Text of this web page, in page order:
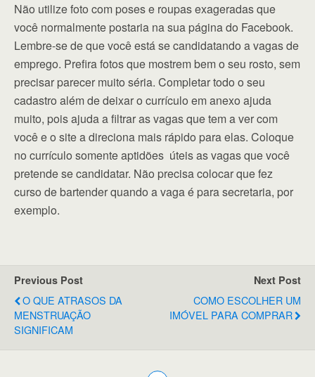
Não utilize foto com poses e roupas exageradas que
você normalmente postaria na sua página do Facebook.
Lembre-se de que você está se candidatando a vagas de
emprego. Prefira fotos que mostrem bem o seu rosto, sem
precisar parecer muito séria. Completar todo o seu
cadastro além de deixar o currículo em anexo ajuda
muito, pois ajuda a filtrar as vagas que tem a ver com
você e o site a direciona mais rápido para elas. Coloque
no currículo somente aptidões úteis as vagas que você
pretende se candidatar. Não precisa colocar que fez
curso de bartender quando a vaga é para secretaria, por
exemplo.
Previous Post
O QUE ATRASOS DA
MENSTRUAÇÃO
SIGNIFICAM
Next Post
COMO ESCOLHER UM
IMÓVEL PARA COMPRAR